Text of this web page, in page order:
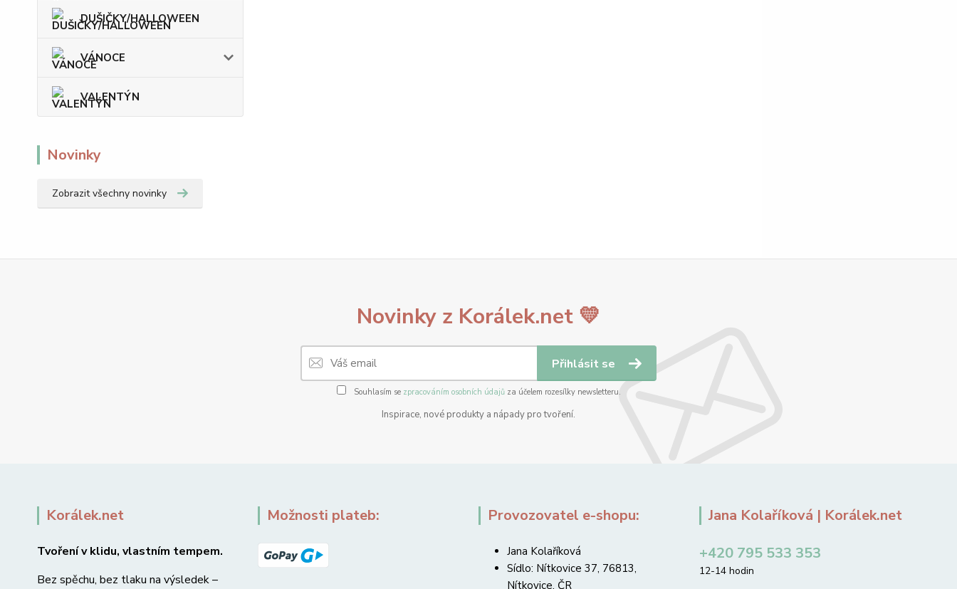
DUŠIČKY/HALLOWEEN
VÁNOCE
VALENTÝN
Novinky
Zobrazit všechny novinky
Novinky z Korálek.net 💛
Přihlásit se
Souhlasím se zpracováním osobních údajůza účelem rozesílky newsletteru.
Inspirace, nové produkty a nápady pro tvoření.
Korálek.net
Tvoření v klidu, vlastním tempem.
Bez spěchu, bez tlaku na výsledek –
Možnosti plateb: Provozovatel e-shopu:
Jana Kolaříková
Sídlo: Nítkovice 37, 76813,
Nítkovice, ČR
Jana Kolaříková | Korálek.net
+420 795 533 353
12-14 hodin